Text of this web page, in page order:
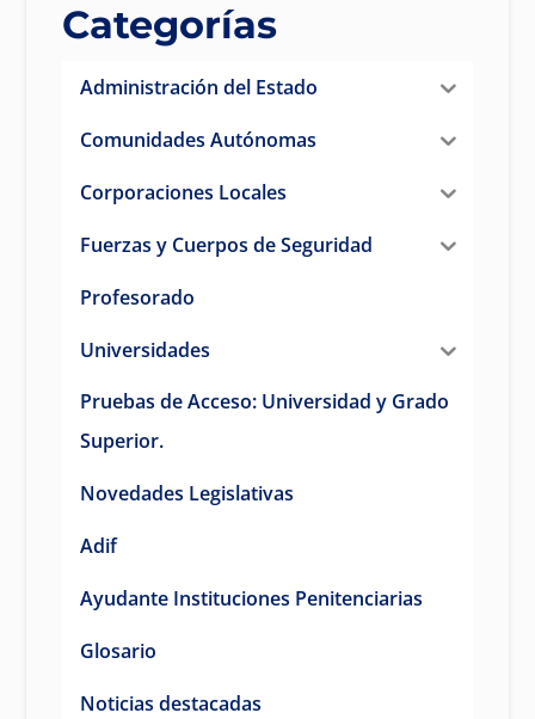
Categorías
Administración del Estado
Comunidades Autónomas
Corporaciones Locales
Fuerzas y Cuerpos de Seguridad
Profesorado
Universidades
Pruebas de Acceso: Universidad y Grado
Superior.
Novedades Legislativas
Adif
Ayudante Instituciones Penitenciarias
Glosario
Noticias destacadas